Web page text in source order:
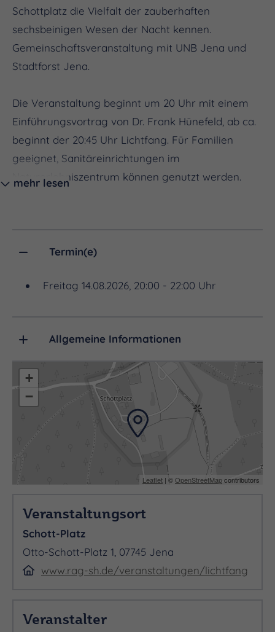
Schottplatz die Vielfalt der zauberhaften
sechsbeinigen Wesen der Nacht kennen.
Gemeinschaftsveranstaltung mit UNB Jena und
Stadtforst Jena.
Die Veranstaltung beginnt um 20 Uhr mit einem
Einführungsvortrag von Dr. Frank Hünefeld, ab ca.
beginnt der 20:45 Uhr Lichtfang. Für Familien
geeignet, Sanitäreinrichtungen im
Naturerlebniszentrum können genutzt werden.
mehr lesen
Termin(e)
Freitag 14.08.2026, 20:00 - 22:00 Uhr
Allgemeine Informationen
+
−
Leaflet | ©OpenStreetMapcontributors
Veranstaltungsort
Schott-Platz
Otto-Schott-Platz 1, 07745 Jena
www.rag-sh.de/veranstaltungen/lichtfang
Veranstalter